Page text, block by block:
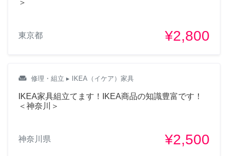
＞
東京都 ¥2,800
weekend 修理・組立 ▸ IKEA（イケア）家具
IKEA家具組立てます！IKEA商品の知識豊富です！
＜神奈川＞
神奈川県 ¥2,500